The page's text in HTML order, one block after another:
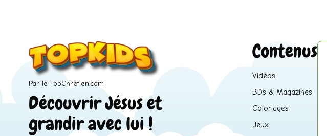
Par le TopChrétien.com
Découvrir Jésus et
grandir avec lui !
Contenus
Vidéos
BDs & Magazines
Coloriages
Jeux